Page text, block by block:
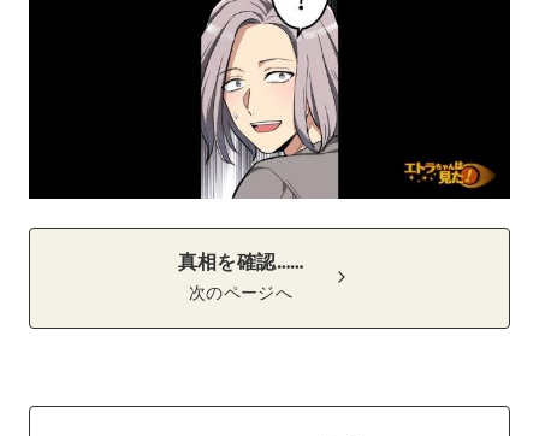
真相を確認……
次のページへ